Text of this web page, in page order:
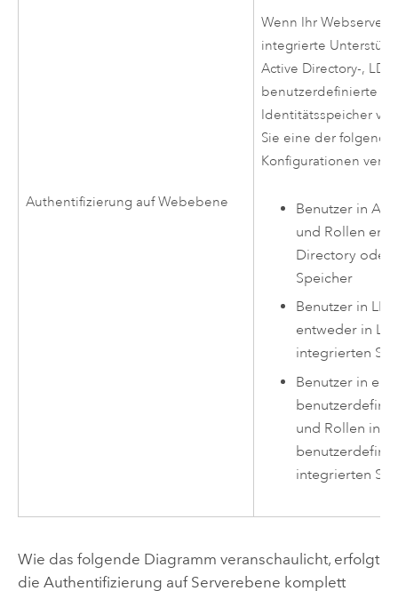
Authentifizierung auf Webebene
Wenn Ihr Webserver
integrierte
Active Directory-,
benutzerdefinierte
Identitätsspeicher
Sie eine der
Konfigurationen
Benutzer in
und Rollen
Directory oder
Speicher
Benutzer in
entweder in
integrierten
Benutzer in
und Rollen in
integrierten
Wie das folgende Diagramm veranschaulicht, erfolgt
die Authentifizierung auf Serverebene komplett